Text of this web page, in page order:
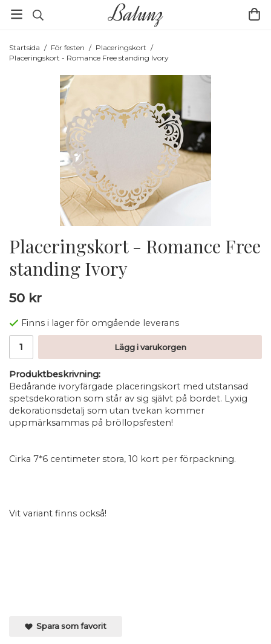
Startsida / För festen / Placeringskort /
Placeringskort - Romance Free standing Ivory
Placeringskort - Romance Free
standing Ivory
50 kr
Finns i lager för omgående leverans
Lägg i varukorgen
Produktbeskrivning:
Bedårande ivoryfärgade placeringskort med utstansad
spetsdekoration som står av sig självt på bordet. Lyxig
dekorationsdetalj som utan tvekan kommer
uppmärksammas på bröllopsfesten!
Cirka 7*6 centimeter stora, 10 kort per förpackning.
Vit variant finns också!
Spara som favorit